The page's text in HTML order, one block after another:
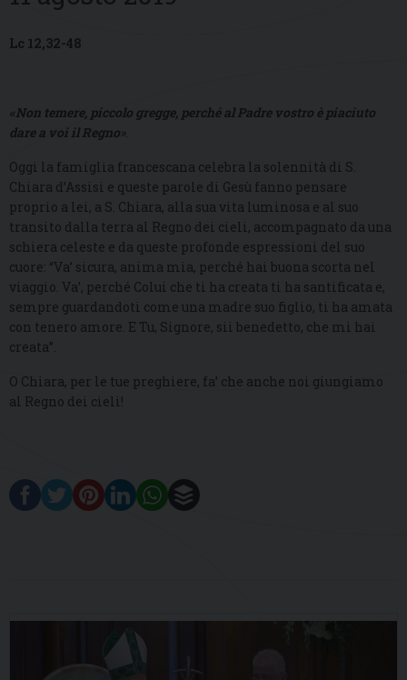
Lc 12,32-48
«Non temere, piccolo gregge, perché al Padre vostro è piaciuto
dare a voi il Regno».
Oggi la famiglia francescana celebra la solennità di S.
Chiara d’Assisi e queste parole di Gesù fanno pensare
proprio a lei, a S. Chiara, alla sua vita luminosa e al suo
transito dalla terra al Regno dei cieli, accompagnato da una
schiera celeste e da queste profonde espressioni del suo
cuore: “Va’ sicura, anima mia, perché hai buona scorta nel
viaggio. Va’, perché Colui che ti ha creata ti ha santificata e,
sempre guardandoti come una madre suo figlio, ti ha amata
con tenero amore. E Tu, Signore, sii benedetto, che mi hai
creata”.
O Chiara, per le tue preghiere, fa’ che anche noi giungiamo
al Regno dei cieli!